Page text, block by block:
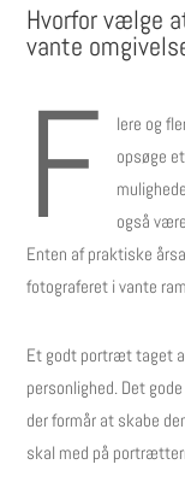
Hvorfor vælge
vante
F
lere og
opsøge
også
Enten af praktiske
fotograferet i vante
Et godt portræt taget
personlighed. Det
der formår at skabe
skal med på